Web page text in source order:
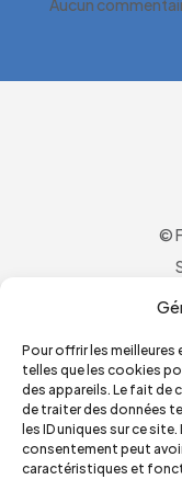
Pour offrir les
telles que les cookies
des appareils. Le fait de
de traiter des données
les ID uniques sur ce
consentement peut
caractéristiques et
Aucun
©